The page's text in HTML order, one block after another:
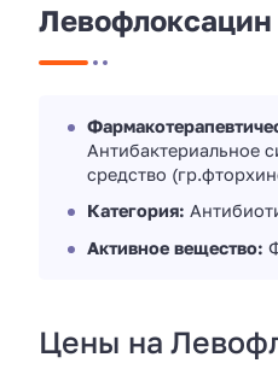
Левофлоксацин
Антибактериальное
средство
Категория:
Активное вещество:
Цены на